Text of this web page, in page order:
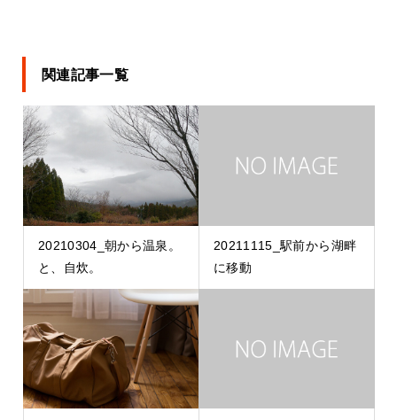
関連記事一覧
20210304_朝から温泉。
と、自炊。
20211115_駅前から湖畔
に移動